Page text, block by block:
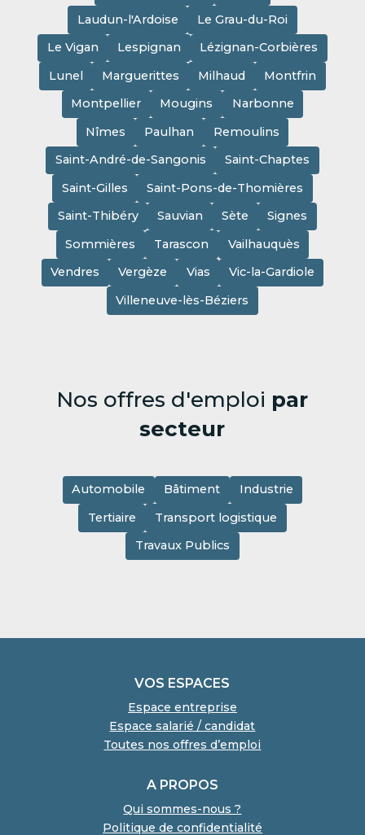
Laudun-l'Ardoise
Le Grau-du-Roi
Le Vigan
Lespignan
Lézignan-Corbières
Lunel
Marguerittes Milhaud
Montfrin
Montpellier
Mougins
Narbonne
Nîmes
Paulhan
Remoulins
Saint-André-de-Sangonis
Saint-Chaptes
Saint-Gilles
Saint-Pons-de-Thomières
Saint-Thibéry
Sauvian Sète
Signes
Sommières
Tarascon
Vailhauquès
Vendres
Vergèze Vias
Vic-la-Gardiole
Villeneuve-lès-Béziers
Nos offres d'emploi par
secteur
Automobile Bâtiment
Industrie
Tertiaire
Transport logistique
Travaux Publics
VOS ESPACES
Espace entreprise
Espace salarié / candidat
Toutes nos offres d’emploi
A PROPOS
Qui sommes-nous ?
Politique de confidentialité